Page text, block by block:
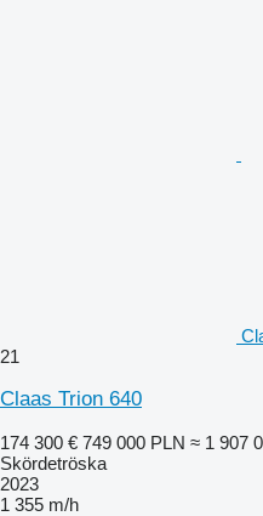
21
Claas Trion 640
174 300 € 749 000 PLN ≈ 1 907
Skördetröska
2023
1 355 m/h